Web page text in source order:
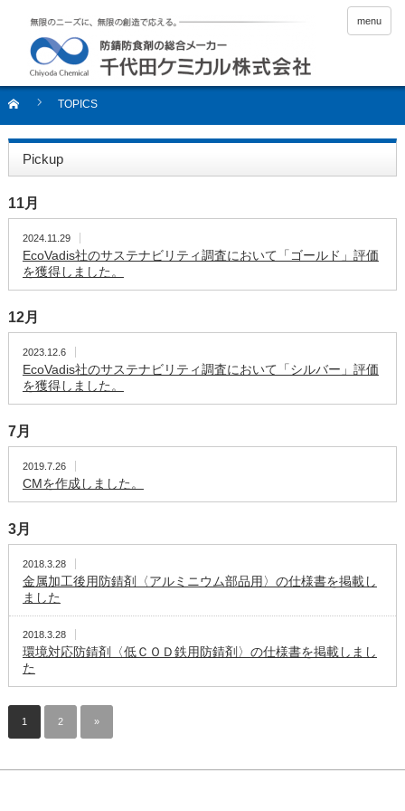
menu
TOPICS
Pickup
11月
2024.11.29
EcoVadis社のサステナビリティ調査において「ゴールド」評価
を獲得しました。
12月
2023.12.6
EcoVadis社のサステナビリティ調査において「シルバー」評価
を獲得しました。
7月
2019.7.26
CMを作成しました。
3月
2018.3.28
金属加工後用防錆剤〈アルミニウム部品用〉の仕様書を掲載し
ました
2018.3.28
環境対応防錆剤〈低ＣＯＤ鉄用防錆剤〉の仕様書を掲載しまし
た
1 2 »